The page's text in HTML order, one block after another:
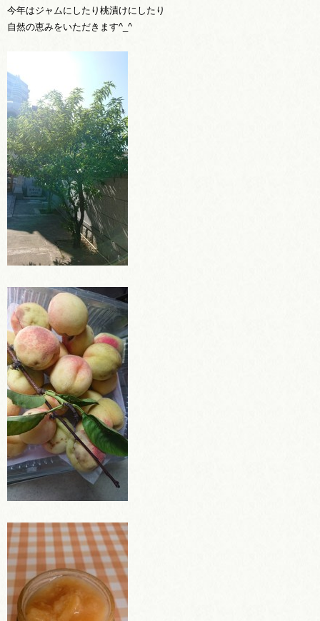
今年はジャムにしたり桃漬けにしたり
自然の恵みをいただきます^_^